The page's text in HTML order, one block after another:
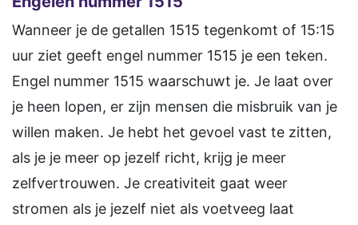
Wanneer je de getallen 1515 tegenkomt of 15:15
uur ziet geeft engel nummer 1515 je een teken.
Engel nummer 1515 waarschuwt je. Je laat over
je heen lopen, er zijn mensen die misbruik van je
willen maken. Je hebt het gevoel vast te zitten,
als je je meer op jezelf richt, krijg je meer
zelfvertrouwen. Je creativiteit gaat weer
stromen als je jezelf niet als voetveeg laat